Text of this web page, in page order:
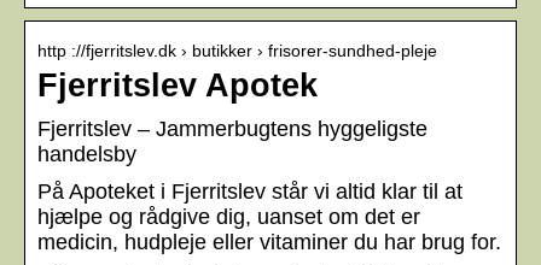
http ://fjerritslev.dk › butikker › frisorer-sundhed-pleje
Fjerritslev Apotek
Fjerritslev – Jammerbugtens hyggeligste
handelsby
På Apoteket i Fjerritslev står vi altid klar til at
hjælpe og rådgive dig, uanset om det er
medicin, hudpleje eller vitaminer du har brug for.